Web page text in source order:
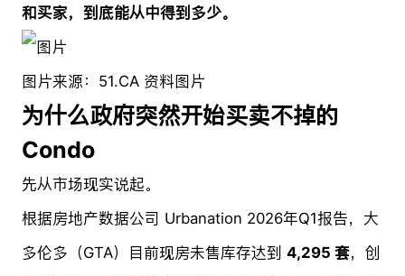
和买家，到底能从中得到多少。
图片来源：51.CA 资料图片
为什么政府突然开始买卖不掉的
Condo
先从市场现实说起。
根据房地产数据公司 Urbanation 2026年Q1报告，大
多伦多（GTA）目前现房未售库存达到 4,295 套，创